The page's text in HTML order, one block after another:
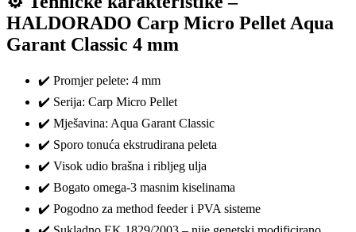
HALDORADO Carp Micro Pellet Aqua
Garant Classic 4 mm
✔️ Promjer pelete: 4 mm
✔️ Serija: Carp Micro Pellet
✔️ Mješavina: Aqua Garant Classic
✔️ Sporo tonuća ekstrudirana peleta
✔️ Visok udio brašna i ribljeg ulja
✔️ Bogato omega-3 masnim kiselinama
✔️ Pogodno za method feeder i PVA sisteme